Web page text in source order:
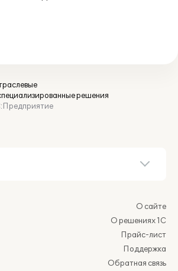
решения
О сайте
О решениях 1С
Прайс-лист
Поддержка
Обратная связь